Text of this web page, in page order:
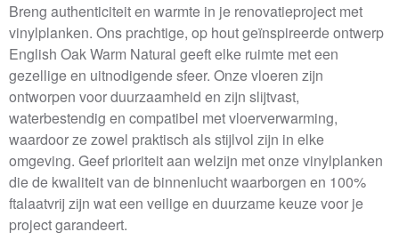
Breng authenticiteit en warmte in je renovatieproject met
vinylplanken. Ons prachtige, op hout geïnspireerde ontwerp
English Oak Warm Natural geeft elke ruimte met een
gezellige en uitnodigende sfeer. Onze vloeren zijn
ontworpen voor duurzaamheid en zijn slijtvast,
waterbestendig en compatibel met vloerverwarming,
waardoor ze zowel praktisch als stijlvol zijn in elke
omgeving. Geef prioriteit aan welzijn met onze vinylplanken
die de kwaliteit van de binnenlucht waarborgen en 100%
ftalaatvrij zijn wat een veilige en duurzame keuze voor je
project garandeert.